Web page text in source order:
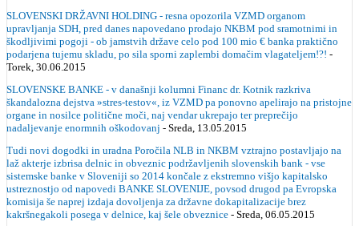
SLOVENSKI DRŽAVNI HOLDING - resna opozorila VZMD organom
upravljanja SDH, pred danes napovedano prodajo NKBM pod sramotnimi in
škodljivimi pogoji - ob jamstvih države celo pod 100 mio € banka praktično
podarjena tujemu skladu, po sila sporni zaplembi domačim vlagateljem!?! -
Torek, 30.06.2015
SLOVENSKE BANKE - v današnji kolumni Financ dr. Kotnik razkriva
škandalozna dejstva »stres-testov«, iz VZMD pa ponovno apelirajo na pristojne
organe in nosilce politične moči, naj vendar ukrepajo ter preprečijo
nadaljevanje enormnih oškodovanj - Sreda, 13.05.2015
Tudi novi dogodki in uradna Poročila NLB in NKBM vztrajno postavljajo na
laž akterje izbrisa delnic in obveznic podržavljenih slovenskih bank - vse
sistemske banke v Sloveniji so 2014 končale z ekstremno višjo kapitalsko
ustreznostjo od napovedi BANKE SLOVENIJE, povsod drugod pa Evropska
komisija še naprej izdaja dovoljenja za državne dokapitalizacije brez
kakršnegakoli posega v delnice, kaj šele obveznice - Sreda, 06.05.2015